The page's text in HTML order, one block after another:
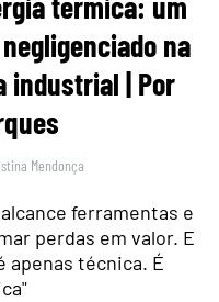
na
industrial | Por
Mendonça
ferramentas e
perdas em valor. E
apenas técnica. É